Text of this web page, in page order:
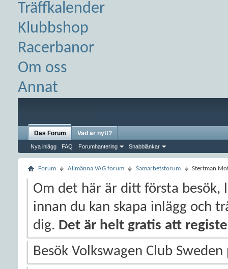
Träffkalender
Klubbshop
Racerbanor
Om oss
Annat
Das Forum
Nya inlägg FAQ Forumhantering Snabblänkar
Vad är nytt?
Forum Allmänna VAG forum Samarbetsforum Stertman
Om det här är ditt första besök,
innan du kan skapa inlägg och
dig. Det är helt gratis att
Besök Volkswagen Club